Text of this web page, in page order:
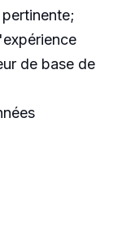
de base de